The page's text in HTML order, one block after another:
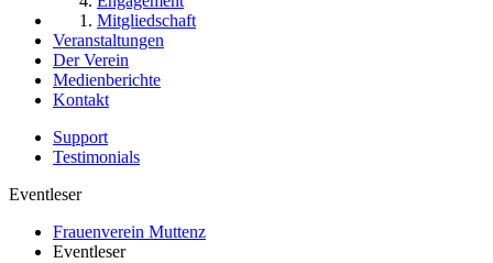
Mitgliedschaft
Veranstaltungen
Der Verein
Medienberichte
Kontakt
Support
Testimonials
Eventleser
Frauenverein Muttenz
Eventleser